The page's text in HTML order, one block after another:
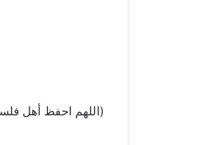
(اللهم احفظ أهل